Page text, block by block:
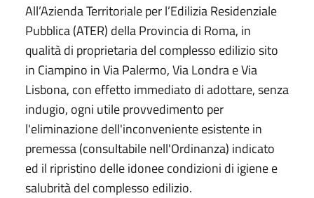
All’Azienda Territoriale per l’Edilizia Residenziale
Pubblica (ATER) della Provincia di Roma, in
qualità di proprietaria del complesso edilizio sito
in Ciampino in Via Palermo, Via Londra e Via
Lisbona, con effetto immediato di adottare, senza
indugio, ogni utile provvedimento per
l'eliminazione dell'inconveniente esistente in
premessa (consultabile nell'Ordinanza) indicato
ed il ripristino delle idonee condizioni di igiene e
salubrità del complesso edilizio.